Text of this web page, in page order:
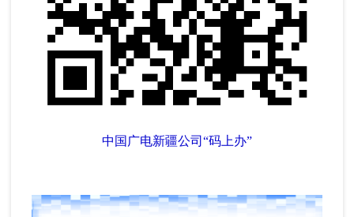
中国广电新疆公司“码上办”